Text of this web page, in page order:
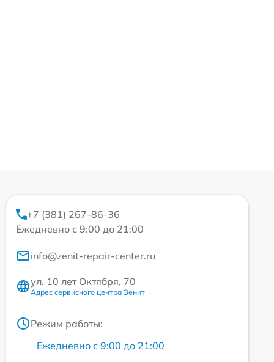
+7 (381) 267-86-36
Ежедневно с 9:00 до 21:00
info@zenit-repair-center.ru
ул. 10 лет Октября, 70
Адрес сервисного центра Зенит
Режим работы:
Ежедневно с 9:00 до 21:00